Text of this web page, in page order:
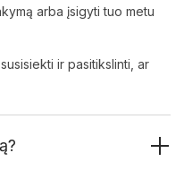
arba įsigyti tuo metu
ir pasitikslinti, ar